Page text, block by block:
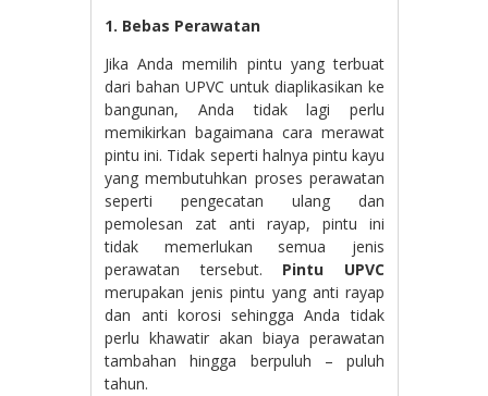
1. Bebas Perawatan
Jika Anda memilih pintu yang terbuat
dari bahan UPVC untuk diaplikasikan ke
bangunan, Anda tidak lagi perlu
memikirkan bagaimana cara merawat
pintu ini. Tidak seperti halnya pintu kayu
yang membutuhkan proses perawatan
seperti pengecatan ulang dan
pemolesan zat anti rayap, pintu ini
tidak memerlukan semua jenis
perawatan tersebut. Pintu UPVC
merupakan jenis pintu yang anti rayap
dan anti korosi sehingga Anda tidak
perlu khawatir akan biaya perawatan
tambahan hingga berpuluh – puluh
tahun.